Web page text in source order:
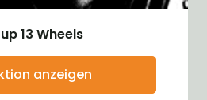
13 Wheels
anzeigen